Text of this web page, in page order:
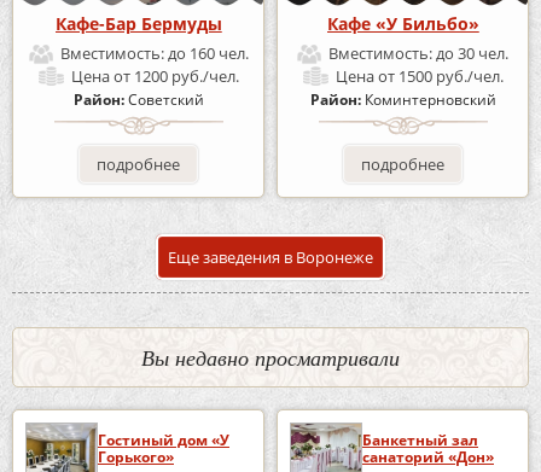
Кафе-Бар Бермуды
Вместимость:до 160 чел.
Ценаот 1200 руб./чел.
Район:Советский
подробнее
Кафе «У Бильбо»
Вместимость:до 30 чел.
Ценаот 1500 руб./чел.
Район: Коминтерновский
подробнее
Еще заведения в Воронеже
Вы недавно просматривали
Гостиный дом «У
Горького»
Банкетный зал
санаторий «Дон»